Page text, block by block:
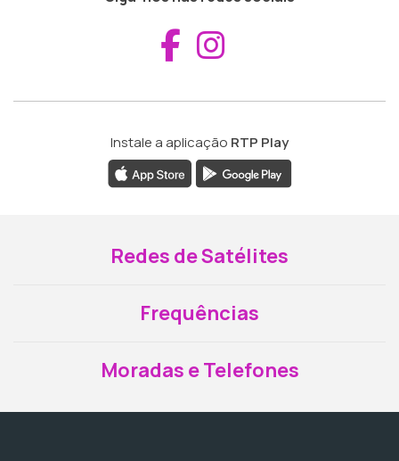
Aceder ao
Instale a aplicação RTP Play
Redes de Satélites
Frequências
Moradas e Telefones